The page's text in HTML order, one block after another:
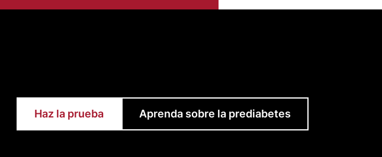
Haz la prueba Aprenda sobre la prediabetes